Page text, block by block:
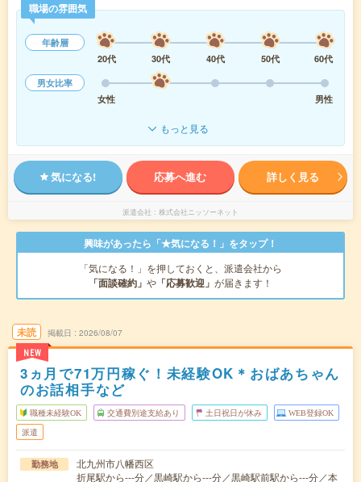
職場の雰囲気
年齢層
20代
30代 40代 50代
60代
男女比率
女性
男性
もっと見る
気になる! 応募へ進む 詳しく見る
派遣会社 株式会社ニッソーネット
興味があったら「★気になる！」をタップ！
「気になる！」を押しておくと、派遣会社から
「面談確約」 や 「応募歓迎」 が届きます！
未読
NEW
掲載日 2026/08/07
3ヵ月で71万円稼ぐ！未経験OK＊おばあちゃん
のお話相手など
職種未経験OK 交通費別途支給あり 土日祝日が休み WEB登録OK
派遣
勤務地
北九州市八幡西区
折尾駅から---分／黒崎駅から---分／黒崎駅前駅から---分／本